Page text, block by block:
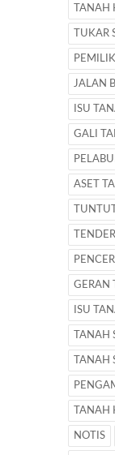
TANAH
TUKAR
JALAN
ISU
GALI
ASET
GERAN
ISU
TANAH
TANAH
TANAH
NOTIS